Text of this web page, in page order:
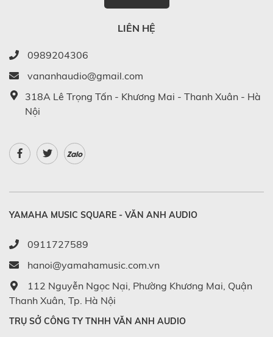
LIÊN HỆ
0989204306
vananhaudio@gmail.com
318A Lê Trọng Tấn - Khương Mai - Thanh Xuân - Hà
Nội
Zalo
YAMAHA MUSIC SQUARE - VĂN ANH AUDIO
0911727589
hanoi@yamahamusic.com.vn
112 Nguyễn Ngọc Nại, Phường Khương Mai, Quận
Thanh Xuân, Tp. Hà Nội
TRỤ SỞ CÔNG TY TNHH VĂN ANH AUDIO